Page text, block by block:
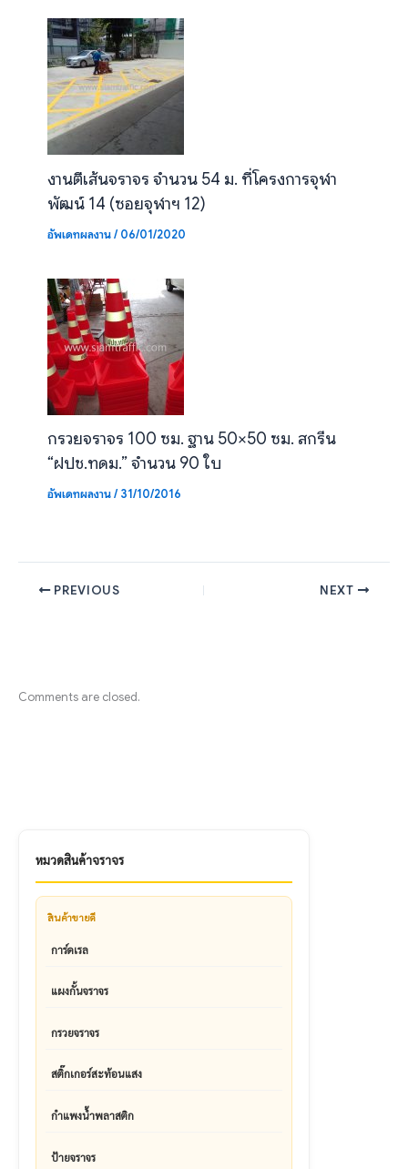
หมวดสินค้าจราจร
สินค้าขายดี
การ์ดเรล
แผงกั้นจราจร
กรวยจราจร
สติ๊กเกอร์สะท้อนแสง
กำแพงน้ำพลาสติก
ป้ายจราจร
งานตีเส้นจราจร จำนวน 54 ม. ที่โครงการจุฬา
พัฒน์ 14 (ซอยจุฬาฯ 12)
อัพเดทผลงาน/06/01/2020
กรวยจราจร 100 ซม. ฐาน 50×50 ซม. สกรีน
“ฝปช.ทดม.” จำนวน 90 ใบ
อัพเดทผลงาน/31/10/2016
PREVIOUS NEXT
Comments are closed.